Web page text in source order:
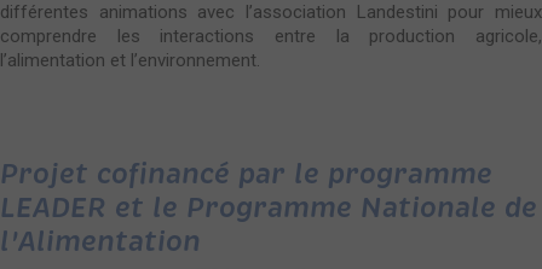
différentes animations avec l’association Landestini pour mieux
comprendre les interactions entre la production agricole,
l’alimentation et l’environnement.
Projet cofinancé par le programme
LEADER et le Programme Nationale de
l'Alimentation